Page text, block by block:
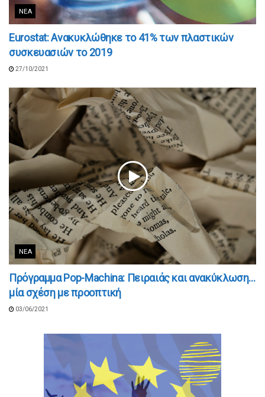
ΝΈΑ
Εurostat: Ανακυκλώθηκε το 41% των πλαστικών
συσκευασιών το 2019
27/10/2021
ΝΈΑ
Πρόγραμμα Pop-Machina: Πειραιάς και ανακύκλωση…
μία σχέση με προοπτική
03/06/2021